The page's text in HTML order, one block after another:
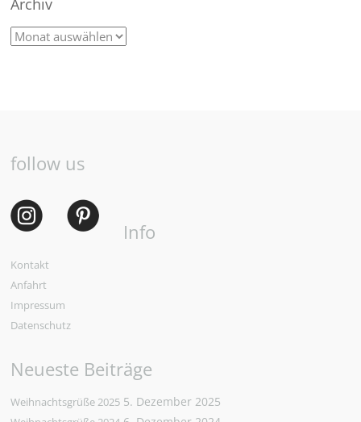
Archiv
follow us
Info
Kontakt
Anfahrt
Impressum
Datenschutz
Neueste Beiträge
Weihnachtsgrüße 2025 5. Dezember 2025